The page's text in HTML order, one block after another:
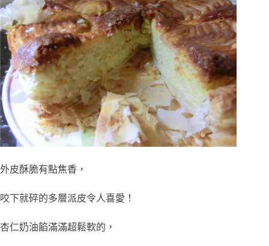
外皮酥脆有點焦香，
咬下就碎的多層派皮令人喜愛！
杏仁奶油餡滿滿超鬆軟的，